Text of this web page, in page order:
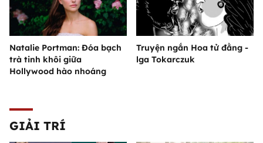
Natalie Portman: Đóa bạch
trà tinh khôi giữa
Hollywood hào nhoáng
Truyện ngắn Hoa tử đằng -
lga Tokarczuk
GIẢI TRÍ